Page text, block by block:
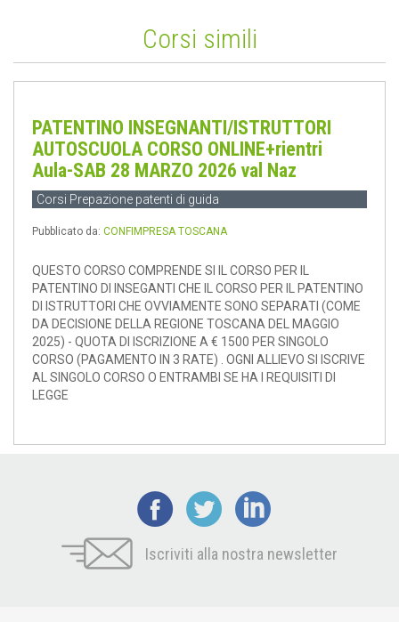
Corsi simili
PATENTINO INSEGNANTI/ISTRUTTORI
AUTOSCUOLA CORSO ONLINE+rientri
Aula-SAB 28 MARZO 2026 val Naz
Corsi Prepazione patenti di guida
Pubblicato da: CONFIMPRESA TOSCANA
QUESTO CORSO COMPRENDE SI IL CORSO PER IL
PATENTINO DI INSEGANTI CHE IL CORSO PER IL PATENTINO
DI ISTRUTTORI CHE OVVIAMENTE SONO SEPARATI (COME
DA DECISIONE DELLA REGIONE TOSCANA DEL MAGGIO
2025) - QUOTA DI ISCRIZIONE A € 1500 PER SINGOLO
CORSO (PAGAMENTO IN 3 RATE) . OGNI ALLIEVO SI ISCRIVE
AL SINGOLO CORSO O ENTRAMBI SE HA I REQUISITI DI
LEGGE
Iscriviti alla nostra newsletter